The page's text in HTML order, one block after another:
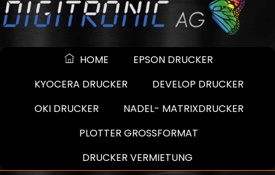
to
content
HOME
EPSON DRUCKER
KYOCERA DRUCKER
DEVELOP DRUCKER
OKI DRUCKER
NADEL- MATRIXDRUCKER
PLOTTER GROSSFORMAT
DRUCKER VERMIETUNG